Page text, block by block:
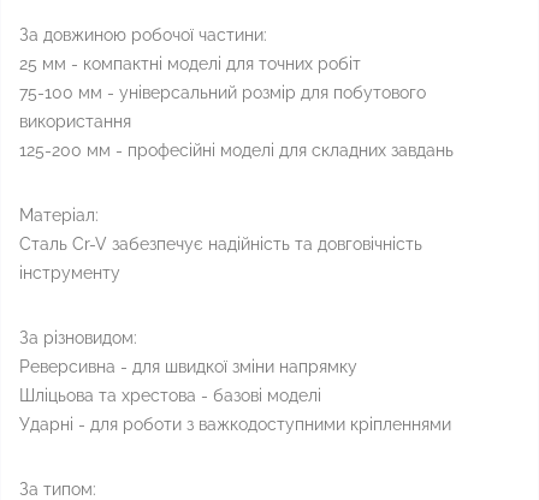
За довжиною робочої частини:
25 мм - компактні моделі для точних робіт
75-100 мм - універсальний розмір для побутового
використання
125-200 мм - професійні моделі для складних завдань
Матеріал:
Сталь Cr-V забезпечує надійність та довговічність
інструменту
За різновидом:
Реверсивна - для швидкої зміни напрямку
Шліцьова та хрестова - базові моделі
Ударні - для роботи з важкодоступними кріпленнями
За типом: